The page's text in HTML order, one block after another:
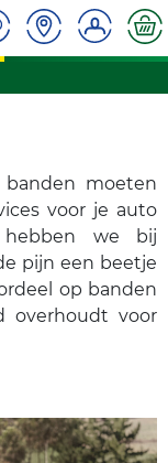
moeten
voor je auto
we bij
pijn een beetje
op banden
overhoudt voor